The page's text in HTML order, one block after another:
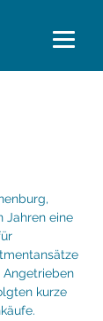
Jahren eine
Angetrieben
kurze